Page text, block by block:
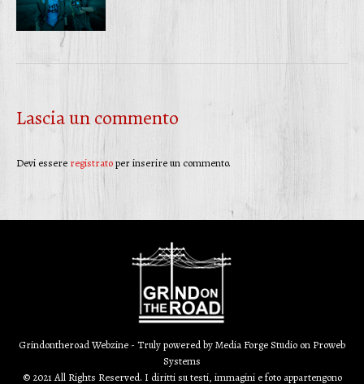
Lascia un commento
Devi essere registratoper inserire un commento.
Grindontheroad Webzine - Truly powered byMedia Forge Studio on Proweb
Systems
© 2021 All Rights Reserved. I diritti su testi, immagini e foto appartengono